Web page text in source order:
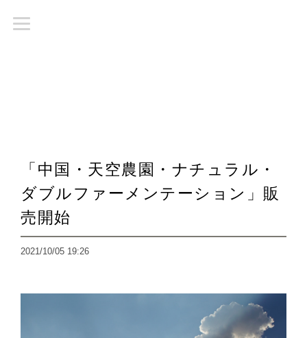
「中国・天空農園・ナチュラル・
ダブルファーメンテーション」販
売開始
2021/10/05 19:26